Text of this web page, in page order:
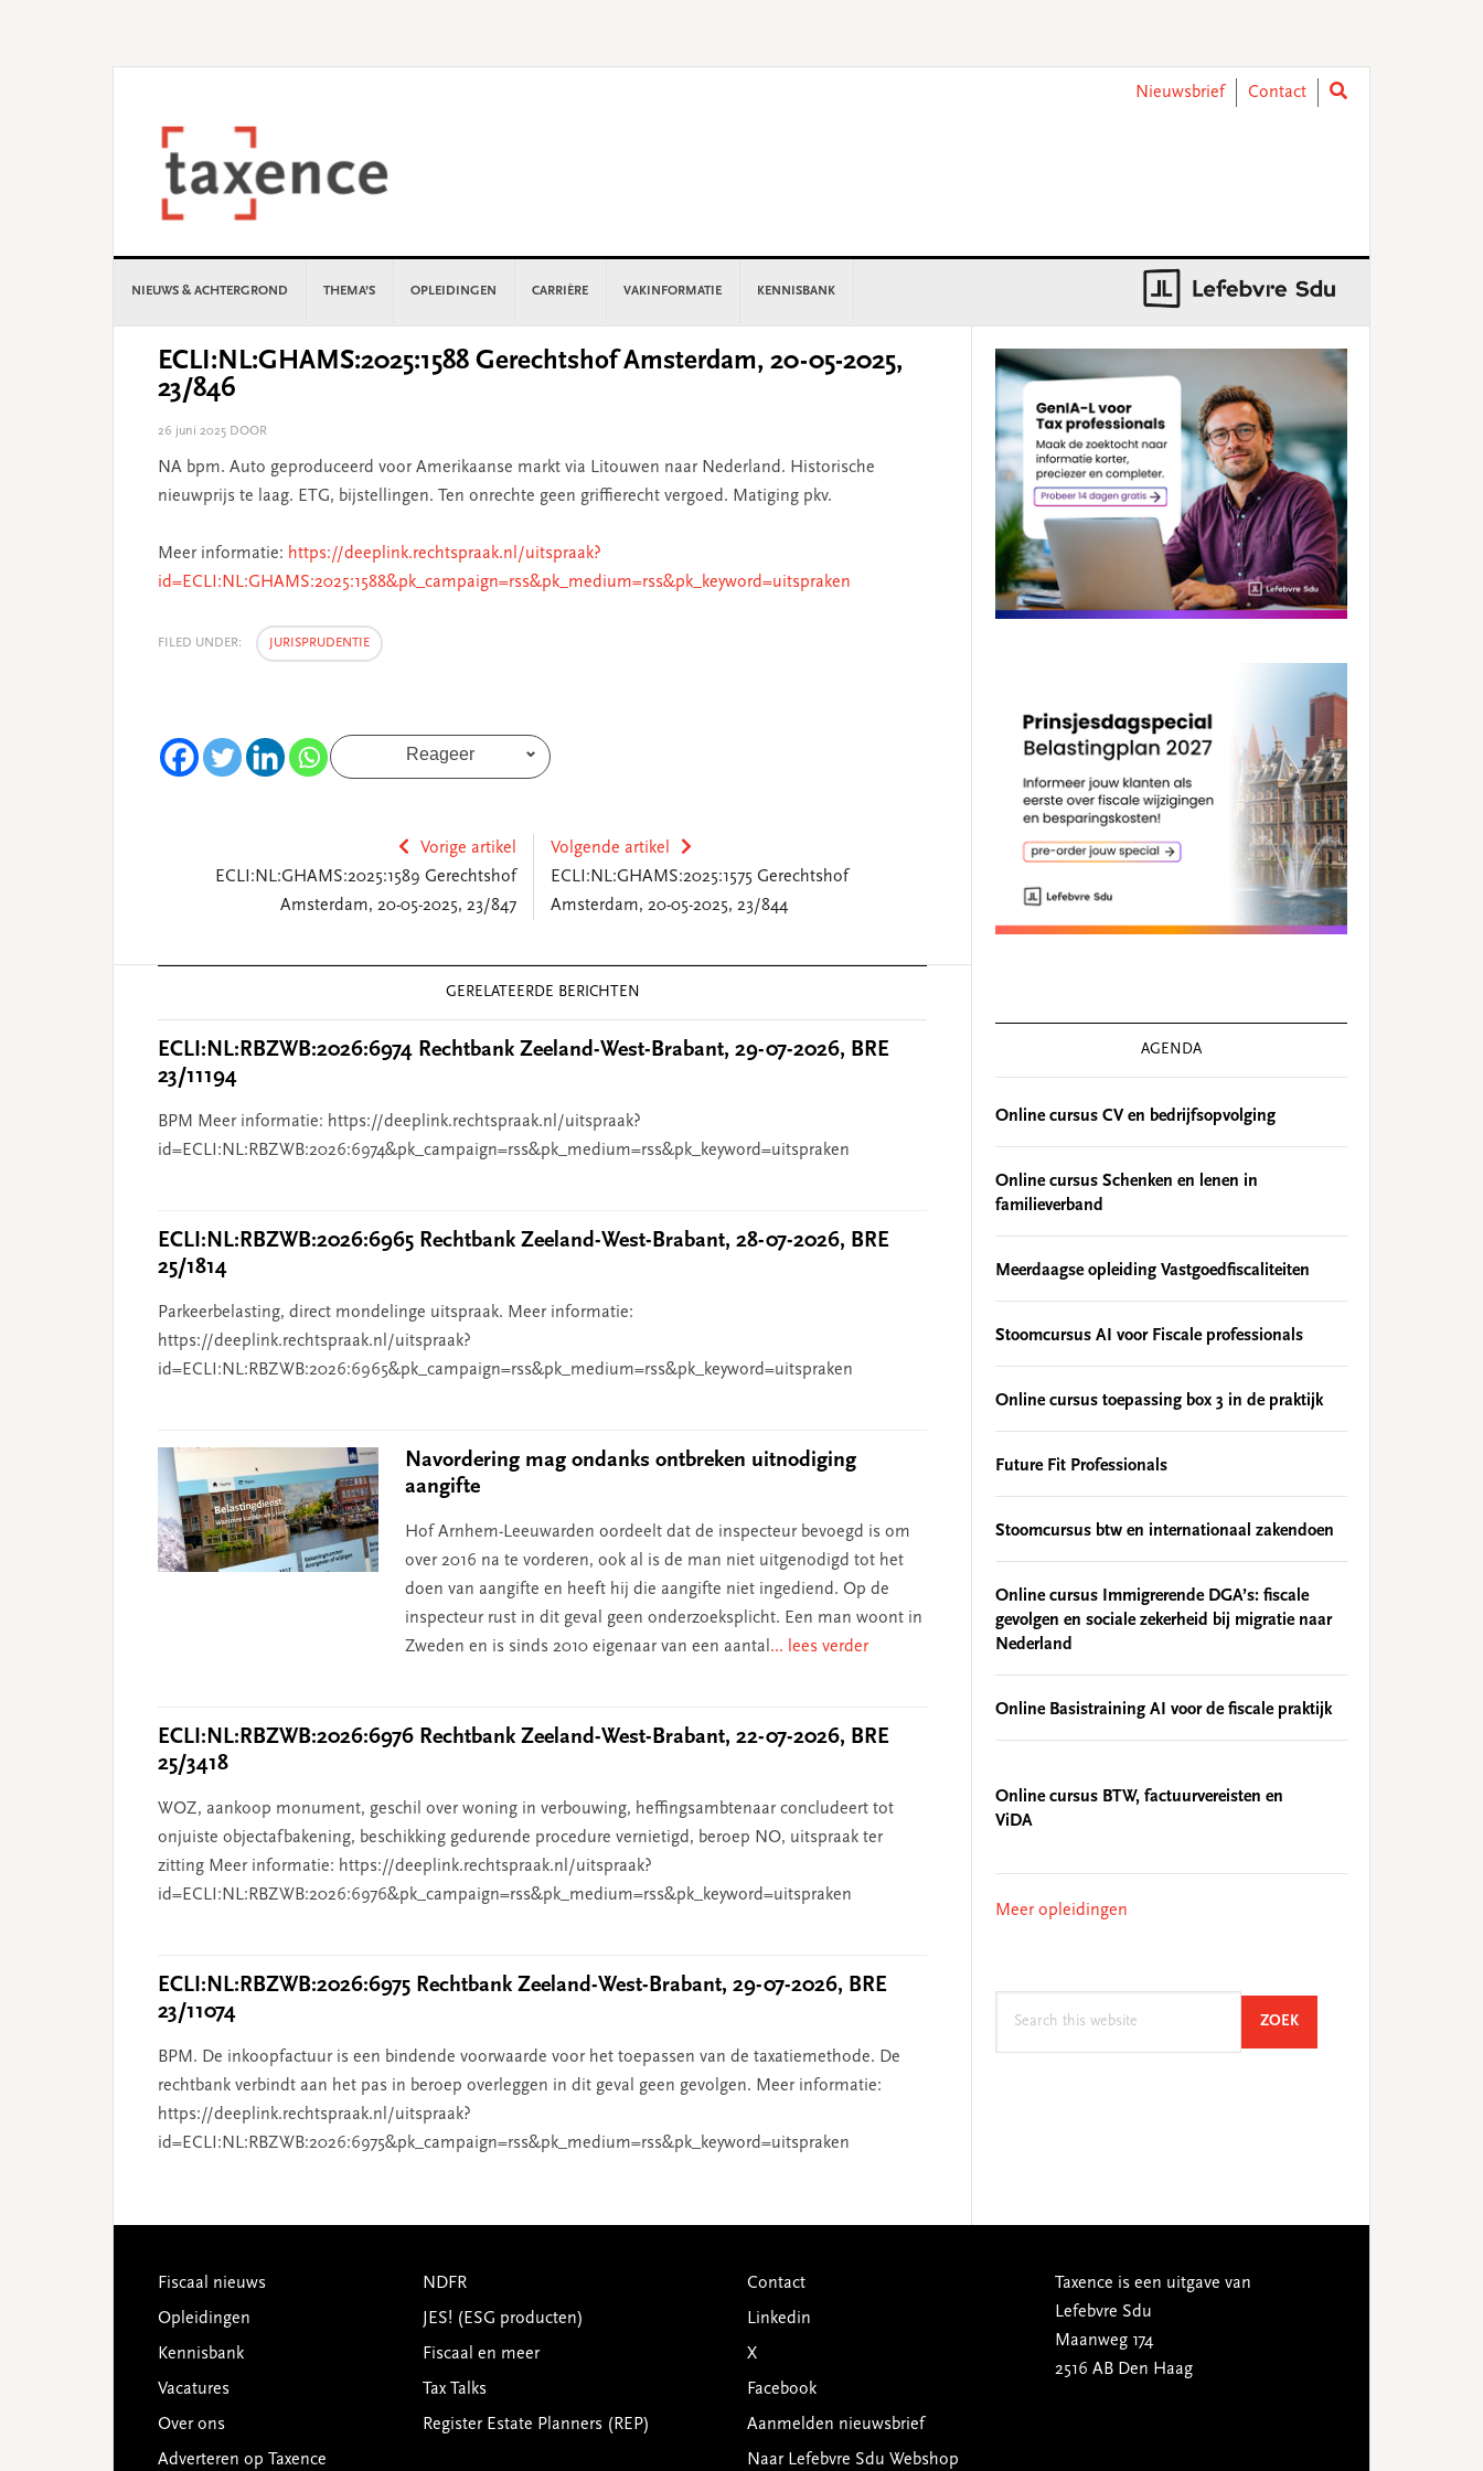
Nieuwsbrief
Contact
NIEUWS & ACHTERGROND THEMA’S OPLEIDINGEN CARRIÈRE VAKINFORMATIE KENNISBANK
ECLI:NL:GHAMS:2025:1588 Gerechtshof Amsterdam, 20-05-2025,
23/846
26 juni 2025 DOOR
NA bpm. Auto geproduceerd voor Amerikaanse markt via Litouwen naar Nederland. Historische
nieuwprijs te laag. ETG, bijstellingen. Ten onrechte geen griffierecht vergoed. Matiging pkv.
Meer informatie: https://deeplink.rechtspraak.nl/uitspraak?
id=ECLI:NL:GHAMS:2025:1588&pk_campaign=rss&pk_medium=rss&pk_keyword=uitspraken
FILED UNDER: JURISPRUDENTIE
Reageer
Vorige artikel
ECLI:NL:GHAMS:2025:1589 Gerechtshof
Amsterdam, 20-05-2025, 23/847
Volgende artikel
ECLI:NL:GHAMS:2025:1575 Gerechtshof
Amsterdam, 20-05-2025, 23/844
GERELATEERDE BERICHTEN
ECLI:NL:RBZWB:2026:6974 Rechtbank Zeeland-West-Brabant, 29-07-2026, BRE
23/11194
BPM Meer informatie: https://deeplink.rechtspraak.nl/uitspraak?
id=ECLI:NL:RBZWB:2026:6974&pk_campaign=rss&pk_medium=rss&pk_keyword=uitspraken
ECLI:NL:RBZWB:2026:6965 Rechtbank Zeeland-West-Brabant, 28-07-2026, BRE
25/1814
Parkeerbelasting, direct mondelinge uitspraak. Meer informatie:
https://deeplink.rechtspraak.nl/uitspraak?
id=ECLI:NL:RBZWB:2026:6965&pk_campaign=rss&pk_medium=rss&pk_keyword=uitspraken
Navordering mag ondanks ontbreken uitnodiging
aangifte
Hof Arnhem-Leeuwarden oordeelt dat de inspecteur bevoegd is om
over 2016 na te vorderen, ook al is de man niet uitgenodigd tot het
doen van aangifte en heeft hij die aangifte niet ingediend. Op de
inspecteur rust in dit geval geen onderzoeksplicht. Een man woont in
Zweden en is sinds 2010 eigenaar van een aantal ... lees verder
ECLI:NL:RBZWB:2026:6976 Rechtbank Zeeland-West-Brabant, 22-07-2026, BRE
25/3418
WOZ, aankoop monument, geschil over woning in verbouwing, heffingsambtenaar concludeert tot
onjuiste objectafbakening, beschikking gedurende procedure vernietigd, beroep NO, uitspraak ter
zitting Meer informatie: https://deeplink.rechtspraak.nl/uitspraak?
id=ECLI:NL:RBZWB:2026:6976&pk_campaign=rss&pk_medium=rss&pk_keyword=uitspraken
ECLI:NL:RBZWB:2026:6975 Rechtbank Zeeland-West-Brabant, 29-07-2026, BRE
23/11074
BPM. De inkoopfactuur is een bindende voorwaarde voor het toepassen van de taxatiemethode. De
rechtbank verbindt aan het pas in beroep overleggen in dit geval geen gevolgen. Meer informatie:
https://deeplink.rechtspraak.nl/uitspraak?
id=ECLI:NL:RBZWB:2026:6975&pk_campaign=rss&pk_medium=rss&pk_keyword=uitspraken
Sidebar
AGENDA
Online cursus CV en bedrijfsopvolging
Online cursus Schenken en lenen in
familieverband
Meerdaagse opleiding Vastgoedfiscaliteiten
Stoomcursus AI voor Fiscale professionals
Online cursus toepassing box 3 in de praktijk
Future Fit Professionals
Stoomcursus btw en internationaal zakendoen
Online cursus Immigrerende DGA’s: fiscale
gevolgen en sociale zekerheid bij migratie naar
Nederland
Online Basistraining AI voor de fiscale praktijk
Online cursus BTW, factuurvereisten en
ViDA
Meer opleidingen
ZOEKSEARCH
Footer
Fiscaal nieuws
Opleidingen
Kennisbank
Vacatures
Over ons
Adverteren op Taxence
NDFR
JES! (ESG producten)
Fiscaal en meer
Tax Talks
Register Estate Planners (REP)
Contact
Linkedin
X
Facebook
Aanmelden nieuwsbrief
Naar Lefebvre Sdu Webshop
Taxence is een uitgave van
Lefebvre Sdu
Maanweg 174
2516 AB Den Haag